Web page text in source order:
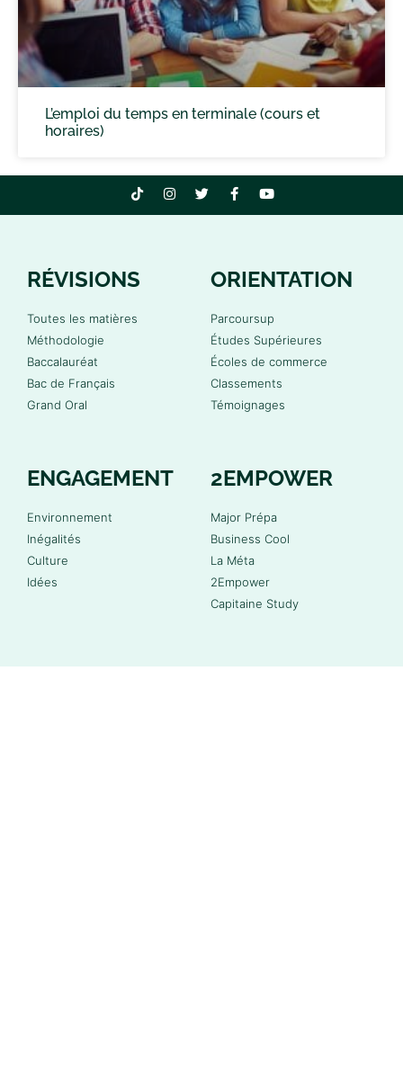
L’emploi du temps en terminale (cours et
horaires)
RÉVISIONS
Toutes les matières
Méthodologie
Baccalauréat
Bac de Français
Grand Oral
ORIENTATION
Parcoursup
Études Supérieures
Écoles de commerce
Classements
Témoignages
ENGAGEMENT
Environnement
Inégalités
Culture
Idées
2EMPOWER
Major Prépa
Business Cool
La Méta
2Empower
Capitaine Study